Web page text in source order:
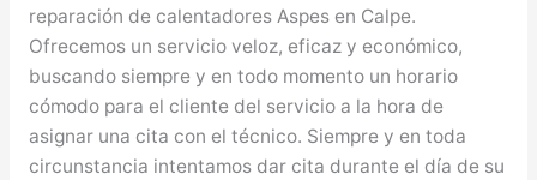
reparación de calentadores Aspes en Calpe.
Ofrecemos un servicio veloz, eficaz y económico,
buscando siempre y en todo momento un horario
cómodo para el cliente del servicio a la hora de
asignar una cita con el técnico. Siempre y en toda
circunstancia intentamos dar cita durante el día de su